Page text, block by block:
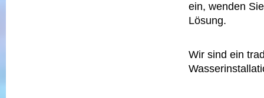
ein, wenden
Lösung.
Wir sind ein